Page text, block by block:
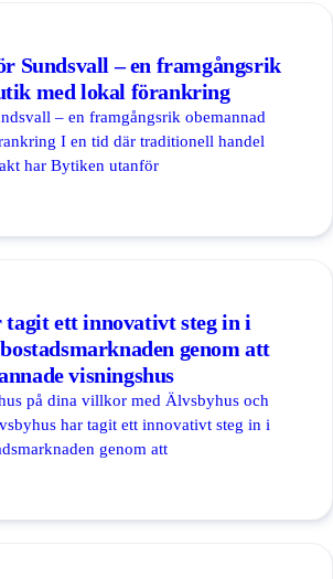
Sundsvall – en framgångsrik
med lokal förankring
– en framgångsrik obemannad
I en tid där traditionell handel
har Bytiken utanför
tagit ett innovativt steg in i
genom att
visningshus
på dina villkor med Älvsbyhus och
har tagit ett innovativt steg in i
genom att